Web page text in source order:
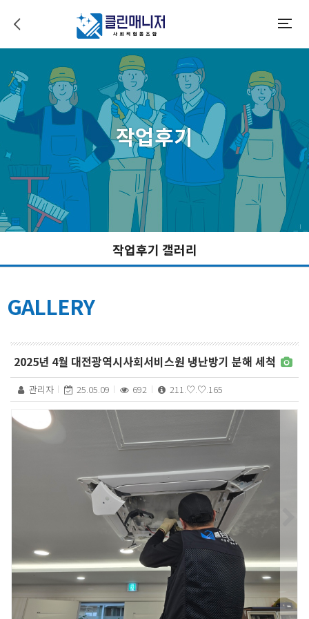
이전으로 가기
작업후기
작업후기 갤러리
GALLERY
2025년 4월 대전광역시사회서비스원 냉난방기 분해 세척
관리자 25.05.09 692 211.♡.♡.165